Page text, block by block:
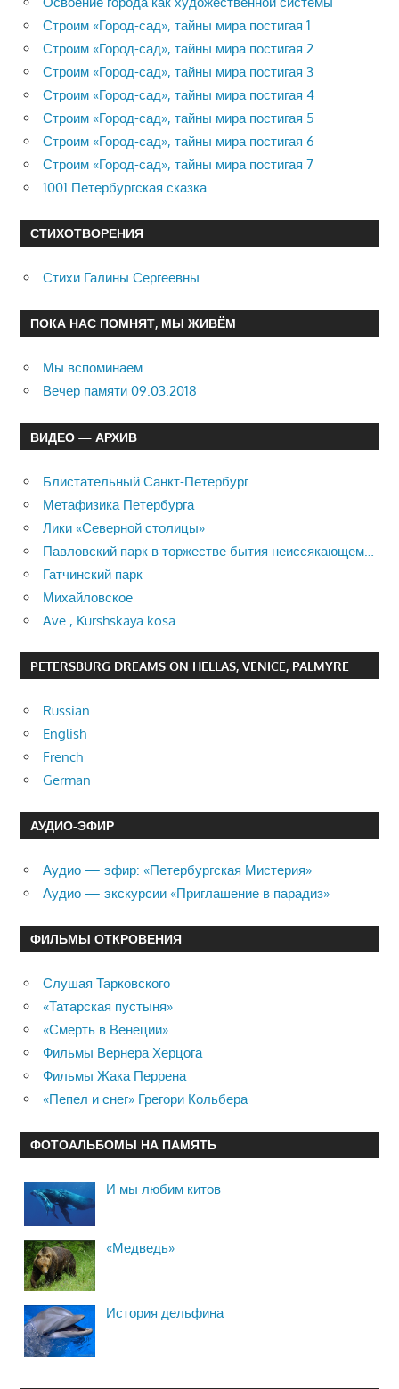
Строим «Город-сад», тайны мира постигая 1
Строим «Город-сад», тайны мира постигая 2
Строим «Город-сад», тайны мира постигая 3
Строим «Город-сад», тайны мира постигая 4
Строим «Город-сад», тайны мира постигая 5
Строим «Город-сад», тайны мира постигая 6
Строим «Город-сад», тайны мира постигая 7
1001 Петербургская сказка
СТИХОТВОРЕНИЯ
Стихи Галины Сергеевны
ПОКА НАС ПОМНЯТ, МЫ ЖИВЁМ
Мы вспоминаем…
Вечер памяти 09.03.2018
ВИДЕО — АРХИВ
Блистательный Санкт-Петербург
Метафизика Петербурга
Лики «Северной столицы»
Павловский парк в торжестве бытия неиссякающем…
Гатчинский парк
Михайловское
Ave , Kurshskaya kosa…
PETERSBURG DREAMS ON HELLAS, VENICE, PALMYRE
Russian
English
French
German
АУДИО-ЭФИР
Аудио — эфир: «Петербургская Мистерия»
Аудио — экскурсии «Приглашение в парадиз»
ФИЛЬМЫ ОТКРОВЕНИЯ
Слушая Тарковского
«Татарская пустыня»
«Смерть в Венеции»
Фильмы Вернера Херцога
Фильмы Жака Перрена
«Пепел и снег» Грегори Кольбера
ФОТОАЛЬБОМЫ НА ПАМЯТЬ
И мы любим китов
«Медведь»
История дельфина